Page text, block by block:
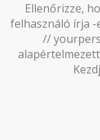
Ellenőrizze,
felhasználó írja -
//